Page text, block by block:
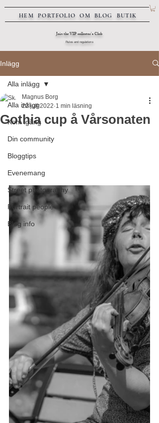
HEM PORTFOLIOOM BLOG BUTIK
Join the VIP collector's Club
Rules and regulations
Inlägg
Alla inlägg
Kom igång
Din community
Bloggtips
Evenemang
Street photography
Portrait people
Blog info
Alla inlägg
Gothia cup å Vårsonaten
Magnus Borg
22 juli 2022 1 min läsning